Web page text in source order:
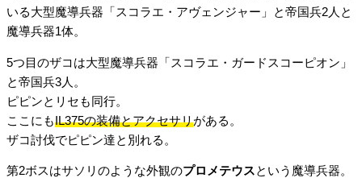
いる大型魔導兵器「スコラエ・アヴェンジャー」と帝国兵2人と
魔導兵器1体。
5つ目のザコは大型魔導兵器「スコラエ・ガードスコーピオン」
と帝国兵3人。
ピピンとリセも同行。
ここにもIL375の装備とアクセサリがある。
ザコ討伐でピピン達と別れる。
第2ボスはサソリのような外観のプロメテウスという魔導兵器。